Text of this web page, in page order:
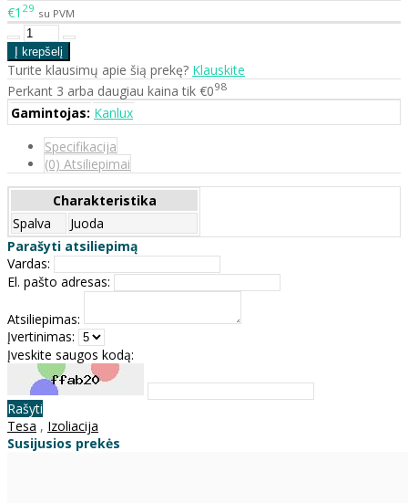
€1 29 su PVM
Turite klausimų apie šią prekę? Klauskite
Perkant 3 arba daugiau kaina tik €098
Gamintojas: Kanlux
Specifikacija
(0) Atsiliepimai
Charakteristika
Spalva
Juoda
Parašyti atsiliepimą
Vardas:
El. pašto adresas:
Atsiliepimas:
Įvertinimas:
Įveskite saugos kodą:
Rašyti
Tesa , Izoliacija
Susijusios prekės